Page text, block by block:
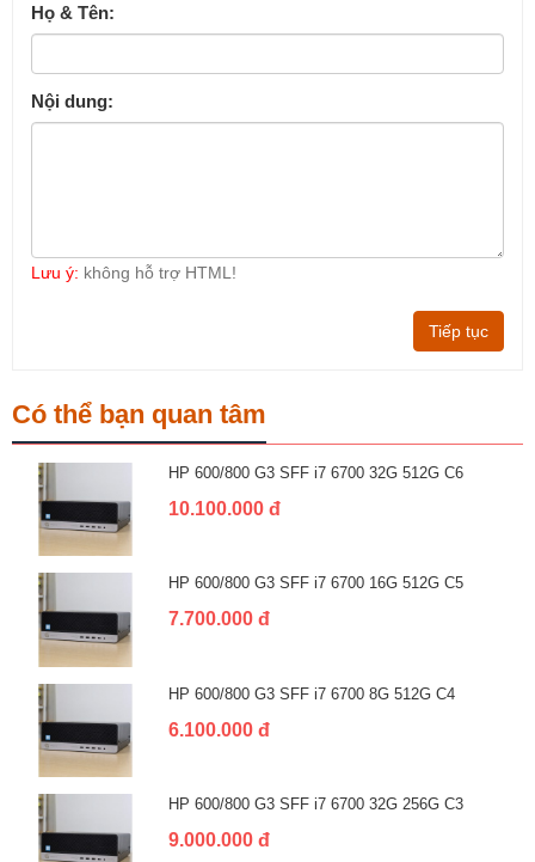
Họ & Tên:
Nội dung:
Lưu ý: không hỗ trợ HTML!
Tiếp tục
Có thể bạn quan tâm
HP 600/800 G3 SFF i7 6700 32G 512G C6
10.100.000 đ
HP 600/800 G3 SFF i7 6700 16G 512G C5
7.700.000 đ
HP 600/800 G3 SFF i7 6700 8G 512G C4
6.100.000 đ
HP 600/800 G3 SFF i7 6700 32G 256G C3
9.000.000 đ